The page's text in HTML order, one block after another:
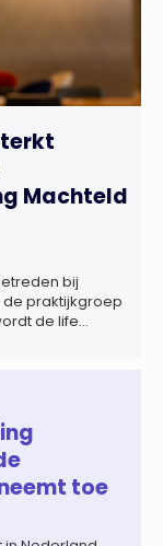
Machteld
bij
de praktijkgroep
de life
sector en de […]
toe